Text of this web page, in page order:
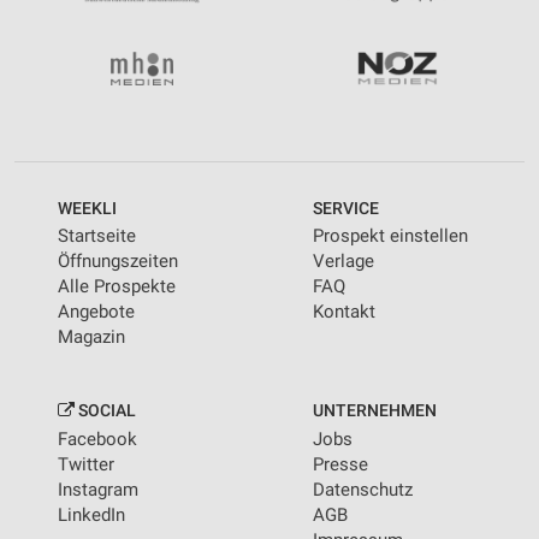
WEEKLI
Startseite
Öffnungszeiten
Alle Prospekte
Angebote
Magazin
SERVICE
Prospekt einstellen
Verlage
FAQ
Kontakt
SOCIAL
Facebook
Twitter
Instagram
LinkedIn
UNTERNEHMEN
Jobs
Presse
Datenschutz
AGB
Messung der Performance von Inhalten
Analyse von Zielgruppen durch Statistiken oder
Kombinationen von Daten aus verschiedenen
Inhalten
IAB-Besonderheiten:
Verwendung genauer Standortdaten
Geräte anhand von aktiv angeforderten
Nicht-IAB-Verarbeitungszwecke:
Notwendig
Performance